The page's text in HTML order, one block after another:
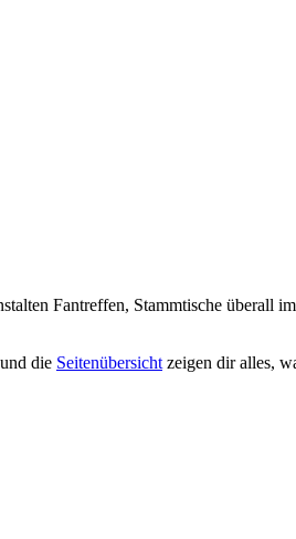
Fantreffen, Stammtische überall
die Seitenübersicht zeigen dir alles,